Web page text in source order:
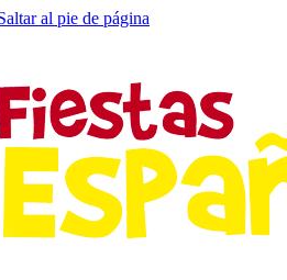
al pie de página